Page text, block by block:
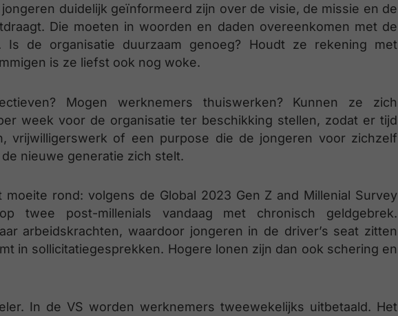
duidelijk geïnformeerd zijn over de visie, de missie en de
Die moeten in woorden en daden overeenkomen met de
Is de organisatie duurzaam genoeg? Houdt ze rekening met
is ze liefst ook nog woke.
Mogen werknemers thuiswerken? Kunnen ze zich
week voor de organisatie ter beschikking stellen, zodat er tijd
vrijwilligerswerk of een purpose die de jongeren voor zichzelf
nieuwe generatie zich stelt.
rond: volgens de Global 2023 Gen Z and Millenial Survey
twee post-millenials vandaag met chronisch geldgebrek.
arbeidskrachten, waardoor jongeren in de driver’s seat zitten
in sollicitatiegesprekken. Hogere lonen zijn dan ook schering en
In de VS worden werknemers tweewekelijks uitbetaald. Het